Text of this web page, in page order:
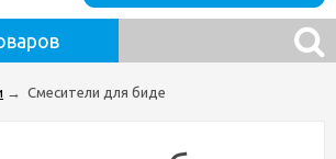
→ Смесители для биде